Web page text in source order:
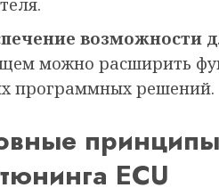
возможности
можно расширить
программных решений.
принципы
ECU